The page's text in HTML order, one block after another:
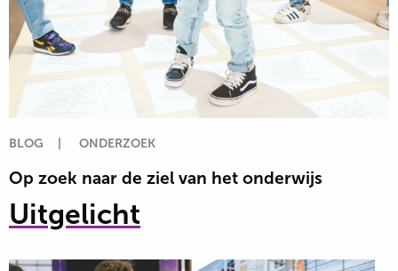
BLOG ONDERZOEK
Op zoek naar de ziel van het onderwijs
Lees
meer
Uitgelicht